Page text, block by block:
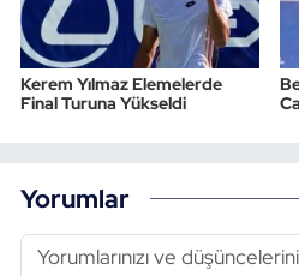
Kerem Yılmaz Elemelerde
Final Turuna Yükseldi
Yorumlar
Vücut Geliştirme Fitness
Wushu Kungfu
Yüzme